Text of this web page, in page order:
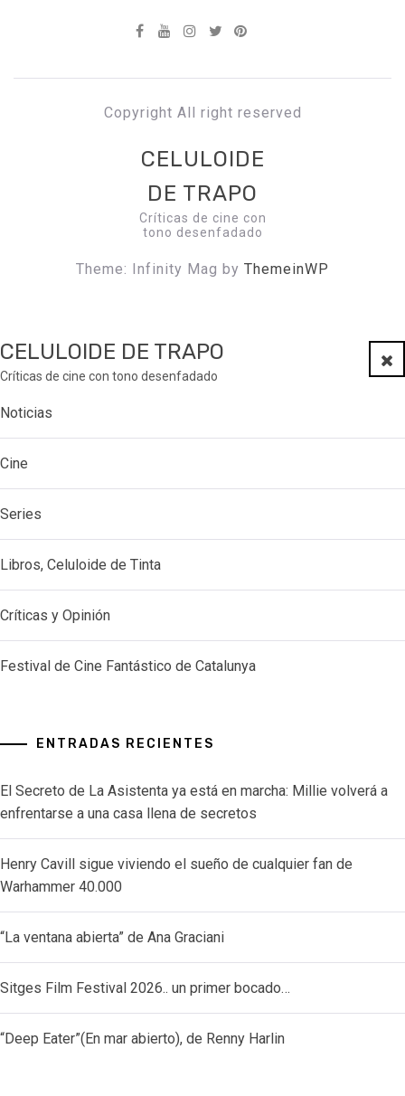
Copyright All right reserved
CELULOIDE
DE TRAPO
Críticas de cine con
tono desenfadado
Theme: Infinity Mag by ThemeinWP
CELULOIDE DE TRAPO
Críticas de cine con tono desenfadado
Noticias
Cine
Series
Libros, Celuloide de Tinta
Críticas y Opinión
Festival de Cine Fantástico de Catalunya
ENTRADAS RECIENTES
El Secreto de La Asistenta ya está en marcha: Millie volverá a
enfrentarse a una casa llena de secretos
Henry Cavill sigue viviendo el sueño de cualquier fan de
Warhammer 40.000
“La ventana abierta” de Ana Graciani
Sitges Film Festival 2026.. un primer bocado…
“Deep Eater”(En mar abierto), de Renny Harlin